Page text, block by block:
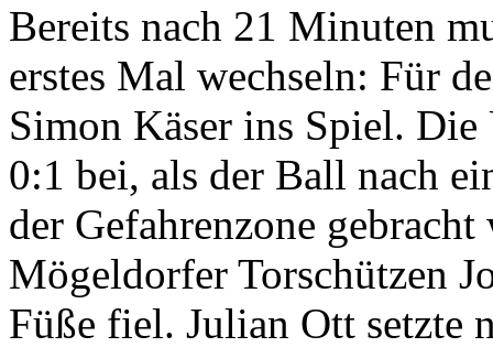
Bereits nach 21 Minuten
erstes Mal wechseln: Für
Simon Käser ins Spiel.
0:1 bei, als der Ball nach
der Gefahrenzone
Mögeldorfer Torschützen
Füße fiel. Julian Ott setzte